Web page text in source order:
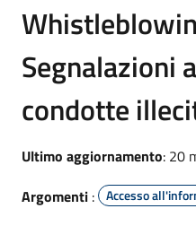
Segnalazioni
condotte
Ultimo aggiornamento: 20
Argomenti : Accesso